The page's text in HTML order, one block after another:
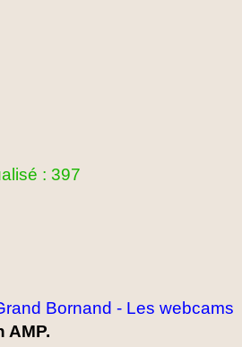
: 397
Bornand - Les webcams
AMP.